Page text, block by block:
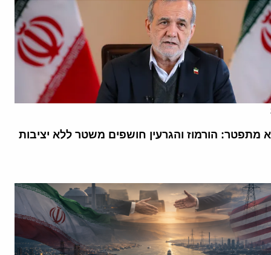
מתפטר: הורמוז והגרעין חושפים משטר ללא יציבות